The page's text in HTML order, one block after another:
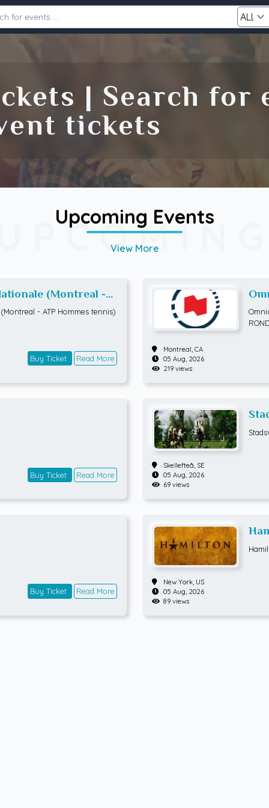
Search
| Search for
tickets
Upcoming Events
View More
(Montreal -
RONDE 2
- ATP Hommes tennis)
Buy Ticket Read More
Montreal, CA
05 Aug, 2026
219 views
Buy Ticket Read More
Skellefteå, SE
05 Aug, 2026
69 views
Buy Ticket Read More
New York, US
05 Aug, 2026
89 views